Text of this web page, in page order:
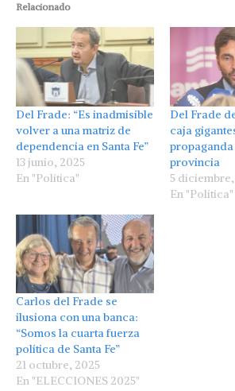
Relacionado
Del Frade: “Es inadmisible
volver a una matriz de
dependencia en Santa Fe”
13 junio, 2025
En "Política"
Del Frade
caja
provincia
5
En "Política"
Carlos del Frade se
ilusiona con una banca:
“Somos la cuarta fuerza
política de Santa Fe”
21 octubre, 2025
En "ELECCIONES 2025"